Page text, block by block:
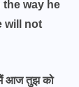
the way he
will not
आज तुझ को